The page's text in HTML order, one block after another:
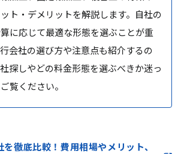
ト・デメリットを解説します。自社の
に応じて最適な形態を選ぶことが重
会社の選び方や注意点も紹介するの
探しやどの料金形態を選ぶべきか迷っ
覧ください。
徹底比較！費用相場やメリット、